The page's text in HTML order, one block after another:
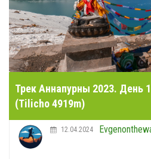
Трек Аннапурны 2023. День
(Tilicho 4919m)
12.04.2024